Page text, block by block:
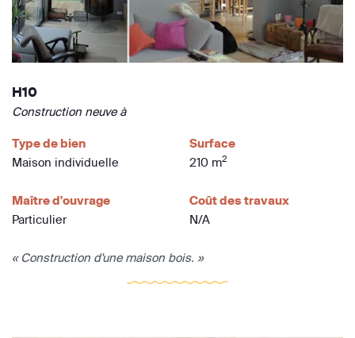
H10
Construction neuve à
Type de bien
Maison individuelle
Surface
210 m2
Maître d'ouvrage
Particulier
Coût des travaux
N/A
« Construction d'une maison bois. »